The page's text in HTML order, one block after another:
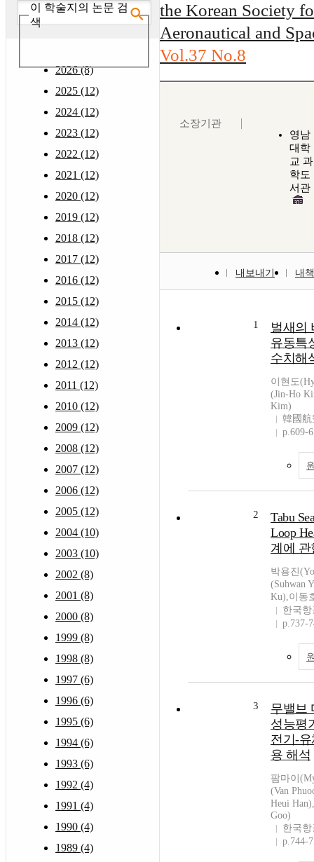
이 학술지의 논문 검
색
2026 (8)
2025 (12)
2024 (12)
2023 (12)
2022 (12)
2021 (12)
2020 (12)
2019 (12)
2018 (12)
2017 (12)
2016 (12)
2015 (12)
2014 (12)
2013 (12)
2012 (12)
2011 (12)
2010 (12)
2009 (12)
2008 (12)
2007 (12)
2006 (12)
2005 (12)
2004 (10)
2003 (10)
2002 (8)
2001 (8)
2000 (8)
1999 (8)
1998 (8)
1997 (6)
1996 (6)
1995 (6)
1994 (6)
1993 (6)
1992 (4)
1991 (4)
1990 (4)
1989 (4)
the Korean Society
Aeronautical and
Vol.37 No.8
소장기관
영남
대학
교 과
학도
서관
내보내기 내
1
벌새의
유동특
수치해
이현도
(Jin-Ho
Kim)
韓國
p.609-
2
Tabu
Loop
계에 관
박용진
(Suhwan
Ku),이동
한국
p.737-
3
무밸브
성능평
전기-
용 해석
팜마이
(Van
Heui
Goo)
한국
p.744-